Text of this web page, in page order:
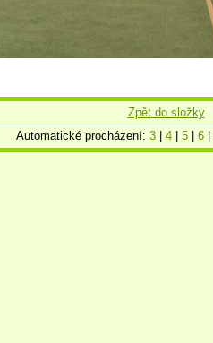
Zpět do složky
Automatické procházení: 3| 4| 5| 6|